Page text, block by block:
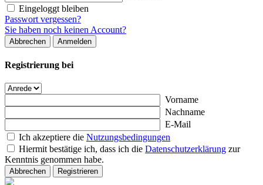
Eingeloggt bleiben
Passwort vergessen?
Sie haben noch keinen Account?
Abbrechen Anmelden
Registrierung bei
Vorname
Nachname
E-Mail
Ich akzeptiere die Nutzungsbedingungen
Hiermit bestätige ich, dass ich die Datenschutzerklärung zur
Kenntnis genommen habe.
Abbrechen Registrieren